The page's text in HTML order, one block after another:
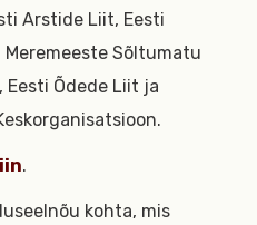
Arstide Liit, Eesti
Sõltumatu
Õdede Liit ja
.
kohta, mis